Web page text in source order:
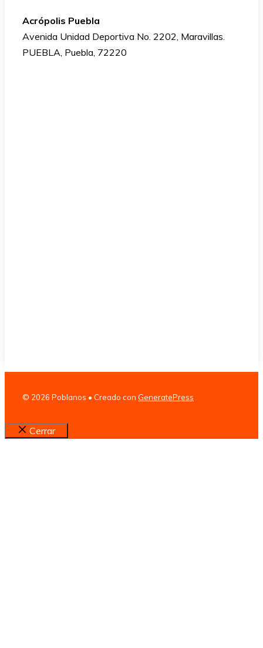
Acrópolis Puebla
Avenida Unidad Deportiva No. 2202, Maravillas.
PUEBLA, Puebla, 72220
© 2026 Poblanos • Creado con GeneratePress
Cerrar